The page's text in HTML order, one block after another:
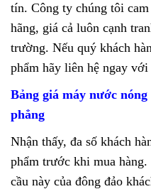
tín. Công ty chúng tôi
hãng, giá cả luôn cạnh
trường. Nếu quý khách
phẩm hãy liên hệ ngay
Bảng giá máy nước
phẳng
Nhận thấy, đa số khách
phẩm trước khi mua
cầu này của đông đảo